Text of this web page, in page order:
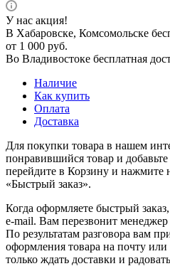
У нас акция!
В Хабаровске, Комсомольске
от 1 000 руб.
Во Владивостоке бесплатная
Наличие
Как купить
Оплата
Доставка
Для покупки товара в нашем
понравившийся товар и
перейдите в Корзину и нажмите
«Быстрый заказ».
Когда оформляете быстрый
e-mail. Вам перезвонит менеджер
По результатам разговора вам
оформления товара на почту
только ждать доставки и